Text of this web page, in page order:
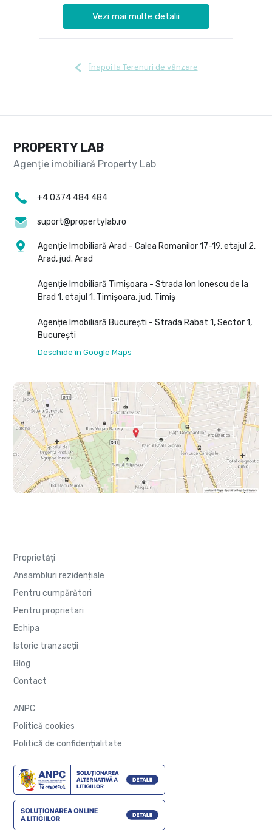
Vezi mai multe detalii
Înapoi la Terenuri de vânzare
PROPERTY LAB
+4 0374 484 484
suport@propertylab.ro
Agenție Imobiliară Arad - Calea Romanilor 17-19, etajul 2,
Arad, jud. Arad
Agenție Imobiliară Timișoara - Strada Ion Ionescu de la
Brad 1, etajul 1, Timișoara, jud. Timiș
Agenție Imobiliară București - Strada Rabat 1, Sector 1,
București
Deschide în Google Maps
Proprietăți
Ansambluri rezidențiale
Pentru cumpărători
Pentru proprietari
Echipa
Istoric tranzacții
Blog
Contact
ANPC
Politică cookies
Politică de confidențialitate